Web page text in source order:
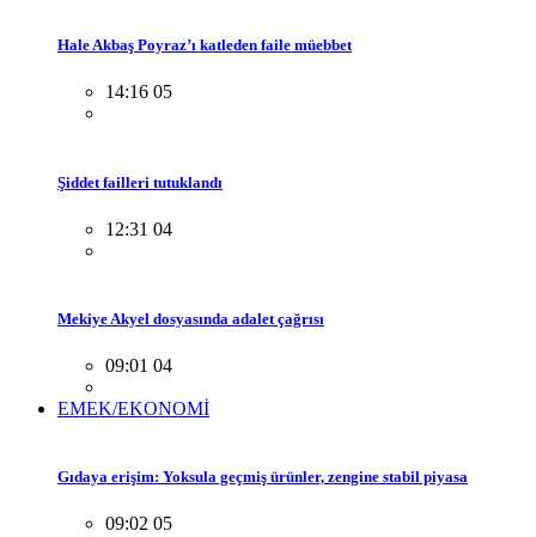
Hale Akbaş Poyraz’ı katleden faile müebbet
14:16 05
Şiddet failleri tutuklandı
12:31 04
Mekiye Akyel dosyasında adalet çağrısı
09:01 04
EMEK/EKONOMİ
Gıdaya erişim: Yoksula geçmiş ürünler, zengine stabil piyasa
09:02 05